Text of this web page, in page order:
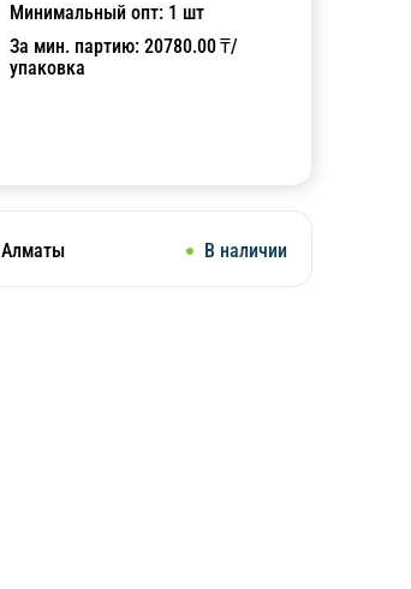
Минимальный опт: 1 шт
За мин. партию: 20780.00₸/
упаковка
Алматы В наличии